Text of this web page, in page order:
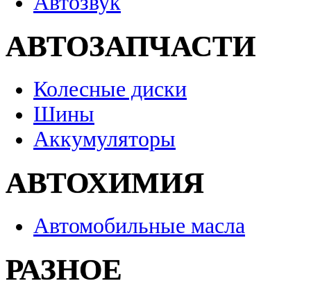
АВТОЗАПЧАСТИ
Колесные диски
Шины
Аккумуляторы
АВТОХИМИЯ
Автомобильные масла
РАЗНОЕ